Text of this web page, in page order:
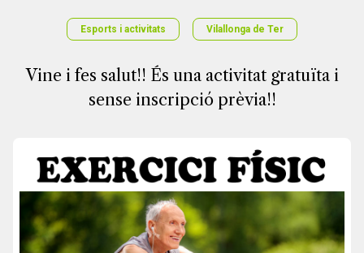
Esports i activitats Vilallonga de Ter
Vine i fes salut!! És una activitat gratuïta i
sense inscripció prèvia!!